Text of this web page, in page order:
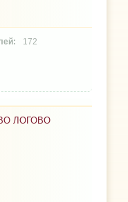
172
ЛОГОВО